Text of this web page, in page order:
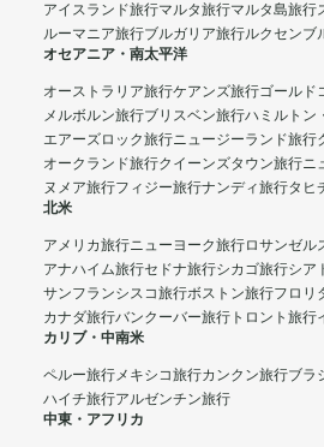
アイスランド旅行マルタ旅行マルタ島旅行
ルーマニア旅行ブルガリア旅行ルクセンブ
オセアニア・南太平洋
オーストラリア旅行ケアンズ旅行ゴールド
メルボルン旅行ブリスベン旅行ハミルトン
エアーズロック旅行ニュージーランド旅行
オークランド旅行クイーンズタウン旅行ニ
ヌメア旅行フィジー旅行ナンディ旅行タヒ
北米
アメリカ旅行ニューヨーク旅行ロサンゼル
アナハイム旅行セドナ旅行シカゴ旅行シア
サンフランシスコ旅行ボストン旅行フロリ
カナダ旅行バンクーバー旅行 トロント旅行
カリブ・中南米
ペルー旅行メキシコ旅行カンクン旅行ブラ
ハイチ旅行アルゼンチン旅行
中東・アフリカ